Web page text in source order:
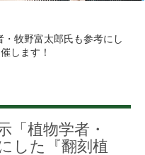
牧野富太郎氏も参考にし
します！
「植物学者・
した『翻刻植